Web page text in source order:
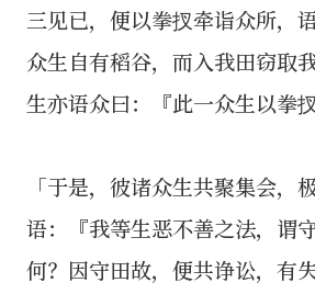
三见已，便以拳扠牵诣众所，
众生自有稻谷，而入我田窃取
生亦语众曰：『此一众生以拳
「于是，彼诸众生共聚集会，
语：『我等生恶不善之法，谓
何？因守田故，便共诤讼，有